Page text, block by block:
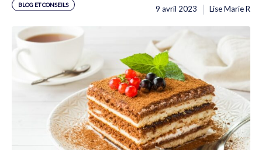
BLOG ET CONSEILS 9 avril 2023 Lise Marie R